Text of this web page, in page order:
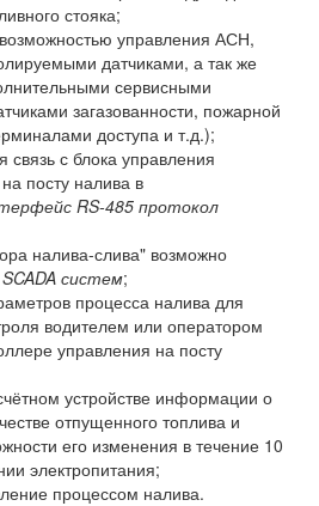
стояка;
управления АСН,
датчиками, а так же
сервисными
загазованности, пожарной
доступа и т.д.);
с блока управления
посту налива в
RS-485 протокол
налива-слива" возможно
SCADA систем;
процесса налива для
водителем или оператором
управления на посту
устройстве информации о
отпущенного топлива и
его изменения в течение 10
электропитания;
процессом налива.